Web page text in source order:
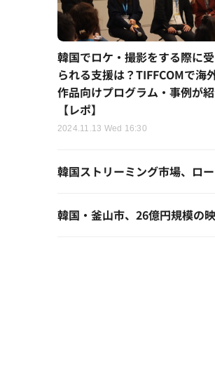
韓国でロケ・撮影をする際に
られる支援は？TIFFCOMで海
作品向けプログラム・事例が
【レポ】
2024.11.13 Wed 16:30
韓国ストリーミング市場、ロ
韓国・釜山市、26億円規模の